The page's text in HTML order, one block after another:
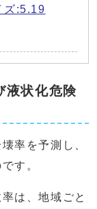
ズ:5.19
状化危険
率を予測し、
す。
は、地域ごと